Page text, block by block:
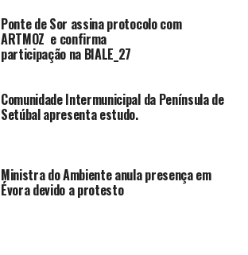
Ponte de Sor assina protocolo com
ARTMOZ e confirma
participação na BIALE_27
Comunidade Intermunicipal da Península de
Setúbal apresenta estudo.
Ministra do Ambiente anula presença em
Évora devido a protesto